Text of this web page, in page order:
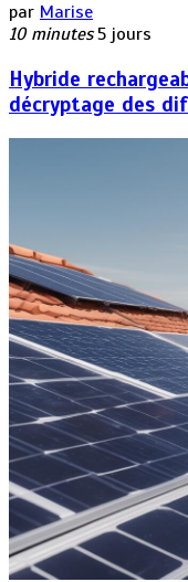
par Marise
10 minutes 5 jours
Hybride
décryptage des